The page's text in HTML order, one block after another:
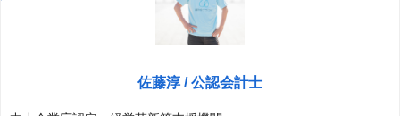
佐藤淳 / 公認会計士